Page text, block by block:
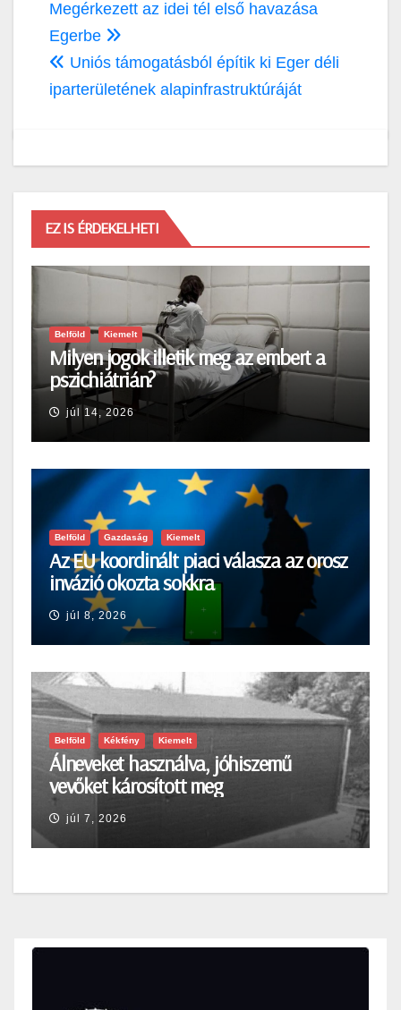
Bejegyzés
navigáció
Megérkezett az idei tél első havazása
Egerbe
Uniós támogatásból építik ki Eger déli
iparterületének alapinfrastruktúráját
EZ IS ÉRDEKELHETI
Belföld Kiemelt
Milyen jogok illetik meg az embert a
pszichiátrián?
júl 14, 2026
Belföld Gazdaság Kiemelt
Az EU koordinált piaci válasza az orosz
invázió okozta sokkra
júl 8, 2026
Belföld Kékfény Kiemelt
Álneveket használva, jóhiszemű
vevőket károsított meg
júl 7, 2026